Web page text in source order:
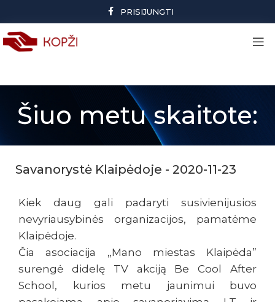
PRISIJUNGTI
Šiuo metu skaitote:
Savanorystė Klaipėdoje - 2020-11-23
Kiek daug gali padaryti susivienijusios
nevyriausybinės organizacijos, pamatėme
Klaipėdoje.
Čia asociacija „Mano miestas Klaipėda”
surengė didelę TV akciją Be Cool After
School, kurios metu jaunimui buvo